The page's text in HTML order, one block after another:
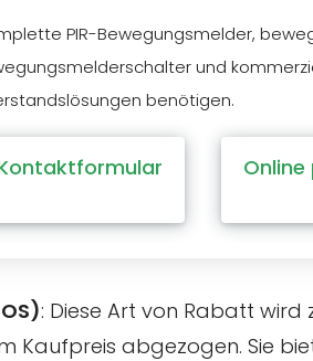
PIR-Bewegungsmelder,
und
benötigen.
: Diese Art von Rabatt wird
Kaufpreis abgezogen. Sie